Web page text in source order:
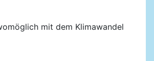
mit dem Klimawandel